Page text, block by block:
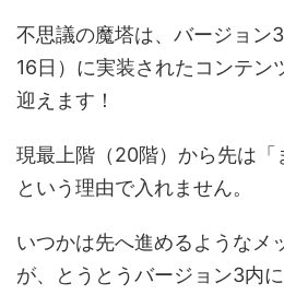
不思議の魔塔は、バージョン
16日）に実装されたコンテン
迎えます！
現最上階（20階）から先は「
という理由で入れません。
いつかは先へ進めるようなメ
が、とうとうバージョン3内